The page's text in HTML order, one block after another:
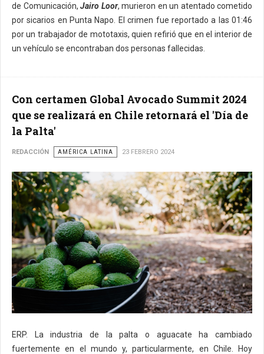
de Comunicación, Jairo Loor, murieron en un atentado cometido
por sicarios en Punta Napo. El crimen fue reportado a las 01:46
por un trabajador de mototaxis, quien refirió que en el interior de
un vehículo se encontraban dos personas fallecidas.
Con certamen Global Avocado Summit 2024
que se realizará en Chile retornará el 'Día de
la Palta'
REDACCIÓN AMÉRICA LATINA 23 FEBRERO 2024
ERP. La industria de la palta o aguacate ha cambiado
fuertemente en el mundo y, particularmente, en Chile. Hoy